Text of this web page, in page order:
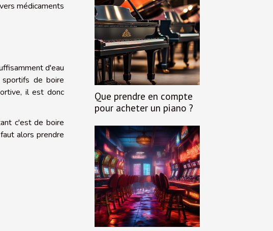
médicaments
d'eau
de boire
il est donc
c'est de boire
alors prendre
Que prendre en compte
pour acheter un piano ?